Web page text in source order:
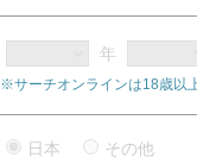
年
※サーチオンラインは18歳以
日本 その他